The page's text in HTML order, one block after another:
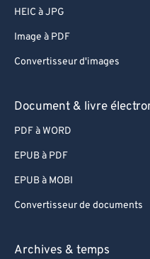
HEIC à JPG
Image à PDF
Convertisseur d'images
Document & livre
PDF à WORD
EPUB à PDF
EPUB à MOBI
Convertisseur de documents
Archives & temps